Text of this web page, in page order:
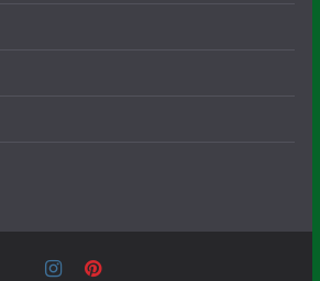
Notícia Livre. Todos os direitos
reservados.